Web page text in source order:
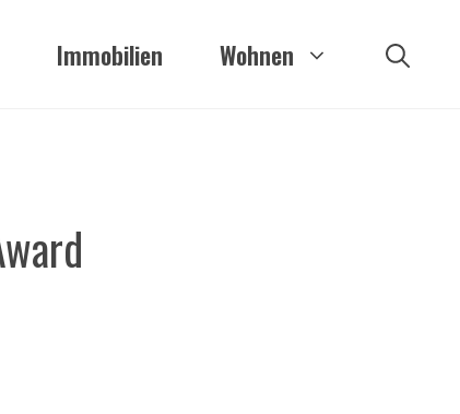
Immobilien Wohnen